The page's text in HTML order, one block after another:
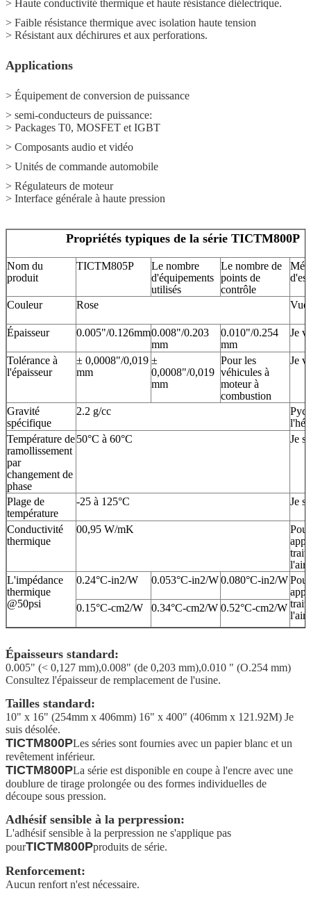
> Haute conductivité thermique et haute résistance diélectrique.
> Faible résistance thermique avec isolation haute tension
> Résistant aux déchirures et aux perforations.
Applications
> Équipement de conversion de puissance
> semi-conducteurs de puissance:
> Packages T0, MOSFET et IGBT
> Composants audio et vidéo
> Unités de commande automobile
> Régulateurs de moteur
> Interface générale à haute pression
Propriétés typiques de la série TICTM800P
Nom du
produit
TICTM805P
Le nombre
d'équipements
utilisés
Le nombre de
points de
contrôle
Couleur Rose Vue
Épaisseur 0.005"/0.126mm0.008"/0.203
mm
0.010"/0.254
mm
Je
Tolérance à
l'épaisseur
± 0,0008"/0,019
mm
±
0,0008"/0,019
mm
Pour les
véhicules à
moteur à
combustion
Je
Gravité
spécifique
2.2 g/cc
Température de
ramollissement
par
changement de
phase
50°C à 60°C Je
Plage de
température
-25 à 125°C Je
Conductivité
thermique
00,95 W/mK
l'air
L'impédance
thermique
@50psi
0.24°C-in2/W 0.053°C-in2/W0.080°C-in2/W
l'air
0.15°C-cm2/W 0.34°C-cm2/W 0.52°C-cm2/W
Épaisseurs standard:
0.005" (< 0,127 mm),0.008" (de 0,203 mm),0.010 " (O.254 mm)
Consultez l'épaisseur de remplacement de l'usine.
Tailles standard:
10" x 16" (254mm x 406mm) 16" x 400" (406mm x 121.92M) Je
suis désolée.
TICTM800PLes séries sont fournies avec un papier blanc et un
revêtement inférieur.
TICTM800PLa série est disponible en coupe à l'encre avec une
doublure de tirage prolongée ou des formes individuelles de
découpe sous pression.
Adhésif sensible à la perpression:
L'adhésif sensible à la perpression ne s'applique pas
pourTICTM800Pproduits de série.
Renforcement:
Aucun renfort n'est nécessaire.